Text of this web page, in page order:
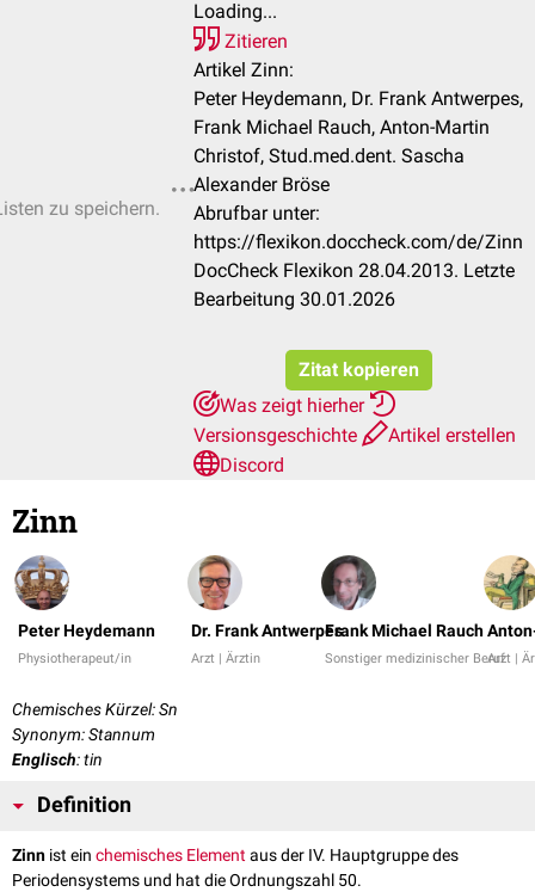
zu speichern.
Loading...
Zitieren
Artikel Zinn:
Peter Heydemann, Dr. Frank Antwerpes,
Frank Michael Rauch, Anton-Martin
Christof, Stud.med.dent. Sascha
Alexander Bröse
Abrufbar unter:
https://flexikon.doccheck.com/de/Zinn
DocCheck Flexikon 28.04.2013. Letzte
Bearbeitung 30.01.2026
Zitat kopieren
Was zeigt hierher
Versionsgeschichte
Artikel erstellen
Discord
Zinn
Peter Heydemann
Physiotherapeut/in
Dr. Frank Antwerpes
Arzt | Ärztin
Frank Michael Rauch
Sonstiger medizinischer BerufArzt |
Chemisches Kürzel: Sn
Synonym: Stannum
Englisch: tin
Definition
Zinn ist ein chemisches Elementaus der IV. Hauptgruppe des
Periodensystems und hat die Ordnungszahl 50.